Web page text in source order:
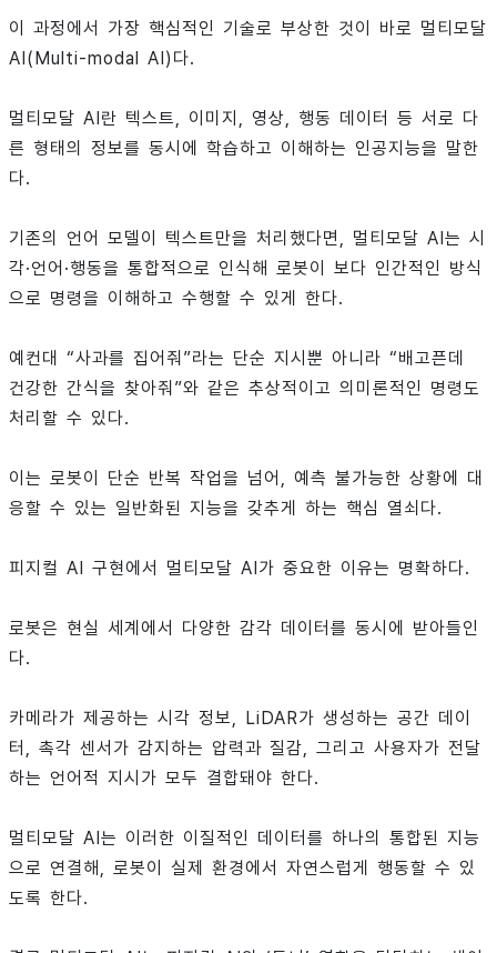
이 과정에서 가장 핵심적인 기술로 부상한 것이 바로 멀티모달
AI(Multi-modal AI)다.
멀티모달 AI란 텍스트, 이미지, 영상, 행동 데이터 등 서로 다
른 형태의 정보를 동시에 학습하고 이해하는 인공지능을 말한
다.
기존의 언어 모델이 텍스트만을 처리했다면, 멀티모달 AI는 시
각·언어·행동을 통합적으로 인식해 로봇이 보다 인간적인 방식
으로 명령을 이해하고 수행할 수 있게 한다.
예컨대 “사과를 집어줘”라는 단순 지시뿐 아니라 “배고픈데
건강한 간식을 찾아줘”와 같은 추상적이고 의미론적인 명령도
처리할 수 있다.
이는 로봇이 단순 반복 작업을 넘어, 예측 불가능한 상황에 대
응할 수 있는 일반화된 지능을 갖추게 하는 핵심 열쇠다.
피지컬 AI 구현에서 멀티모달 AI가 중요한 이유는 명확하다.
로봇은 현실 세계에서 다양한 감각 데이터를 동시에 받아들인
다.
카메라가 제공하는 시각 정보, LiDAR가 생성하는 공간 데이
터, 촉각 센서가 감지하는 압력과 질감, 그리고 사용자가 전달
하는 언어적 지시가 모두 결합돼야 한다.
멀티모달 AI는 이러한 이질적인 데이터를 하나의 통합된 지능
으로 연결해, 로봇이 실제 환경에서 자연스럽게 행동할 수 있
도록 한다.